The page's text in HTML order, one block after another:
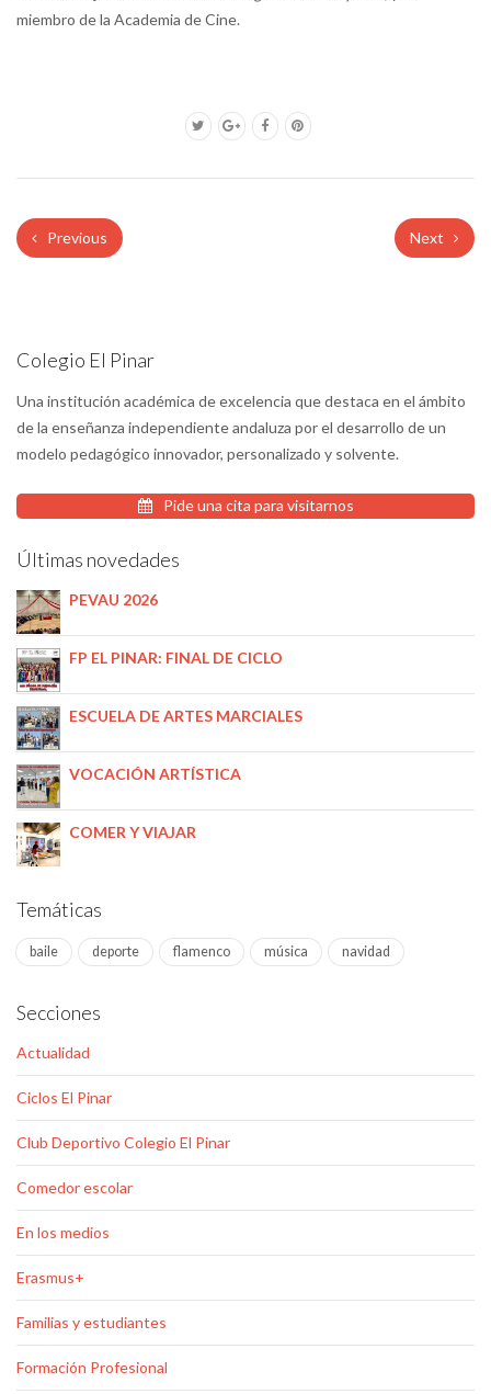
miembro de la Academia de Cine.
Previous Next
Colegio El Pinar
Una institución académica de excelencia que destaca en el ámbito
de la enseñanza independiente andaluza por el desarrollo de un
modelo pedagógico innovador, personalizado y solvente.
Pide una cita para visitarnos
Últimas novedades
PEVAU 2026
FP EL PINAR: FINAL DE CICLO
ESCUELA DE ARTES MARCIALES
VOCACIÓN ARTÍSTICA
COMER Y VIAJAR
Temáticas
baile deporte flamenco música navidad
Secciones
Actualidad
Ciclos El Pinar
Club Deportivo Colegio El Pinar
Comedor escolar
En los medios
Erasmus+
Familias y estudiantes
Formación Profesional